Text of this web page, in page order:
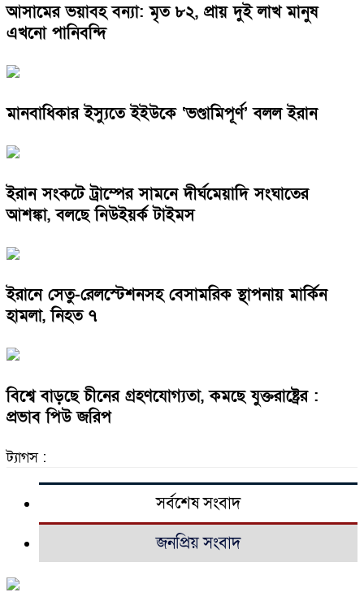
আসামের ভয়াবহ বন্যা: মৃত ৮২, প্রায় দুই লাখ মানুষ
এখনো পানিবন্দি
মানবাধিকার ইস্যুতে ইইউকে ‘ভণ্ডামিপূর্ণ’ বলল ইরান
ইরান সংকটে ট্রাম্পের সামনে দীর্ঘমেয়াদি সংঘাতের
আশঙ্কা, বলছে নিউইয়র্ক টাইমস
ইরানে সেতু-রেলস্টেশনসহ বেসামরিক স্থাপনায় মার্কিন
হামলা, নিহত ৭
বিশ্বে বাড়ছে চীনের গ্রহণযোগ্যতা, কমছে যুক্তরাষ্ট্রের :
প্রভাব পিউ জরিপ
ট্যাগস :
সর্বশেষ সংবাদ
জনপ্রিয় সংবাদ